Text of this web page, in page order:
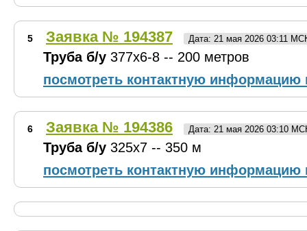
5 Заявка № 194387 Дата: 21 мая 2026 03:11
Труба б/у 377х6-8 -- 200 метров
посмотреть контактную информацию
6 Заявка № 194386 Дата: 21 мая 2026 03:10
Труба б/у 325х7 -- 350 м
посмотреть контактную информацию